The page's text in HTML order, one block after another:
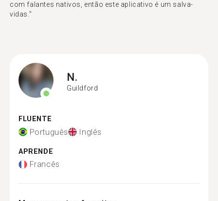
com falantes nativos, então este aplicativo é um salva-
vidas."
N.
Guildford
FLUENTE
Português Inglês
APRENDE
Francês